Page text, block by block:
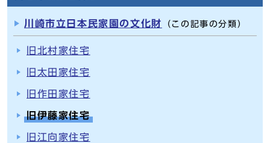
川崎市立日本民家園の文化財 （この記事の分類）
旧北村家住宅
旧太田家住宅
旧作田家住宅
旧伊藤家住宅
旧江向家住宅